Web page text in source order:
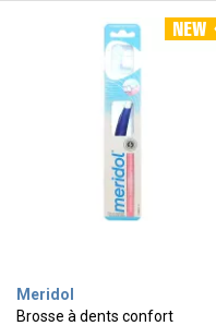
Meridol
Brosse à dents confort